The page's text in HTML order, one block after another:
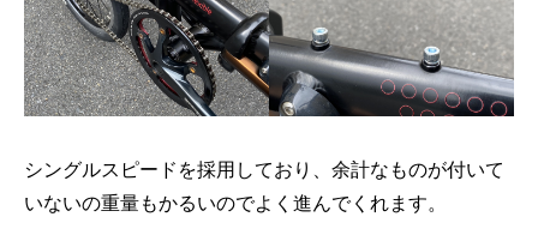
シングルスピードを採用しており、余計なものが付いて
いないの重量もかるいのでよく進んでくれます。